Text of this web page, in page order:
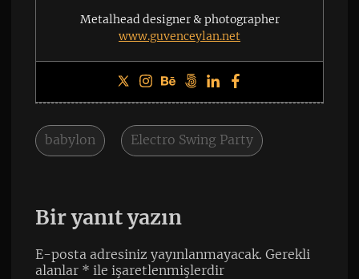
Metalhead designer & photographer
www.guvenceylan.net
babylon Electro Swing Party
Bir yanıt yazın
E-posta adresiniz yayınlanmayacak. Gerekli
alanlar * ile işaretlenmişlerdir